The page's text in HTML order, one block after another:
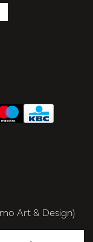
Art & Design)